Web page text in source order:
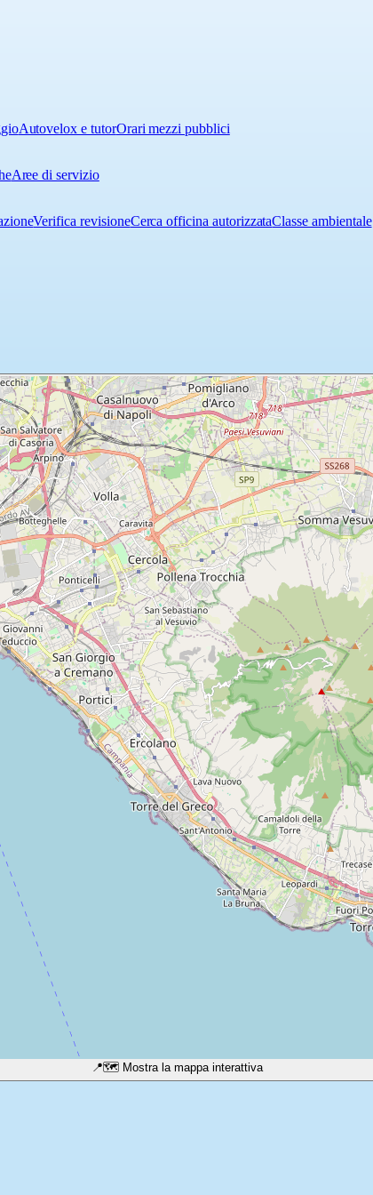
Autovelox e tutorOrari mezzi pubblici
Aree di servizio
Verifica revisioneCerca officina autorizzataClasse ambientale
📍🗺️ Mostra la mappa interattiva